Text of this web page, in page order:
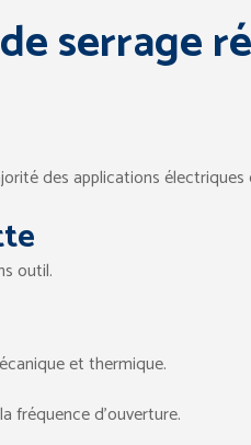
serrage
des applications
outil.
et thermique.
fréquence d’ouverture.